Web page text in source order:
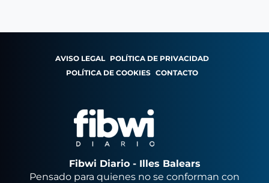
AVISO LEGAL POLÍTICA DE PRIVACIDAD
POLÍTICA DE COOKIES CONTACTO
Fibwi Diario - Illes Balears
Pensado para quienes no se conforman con